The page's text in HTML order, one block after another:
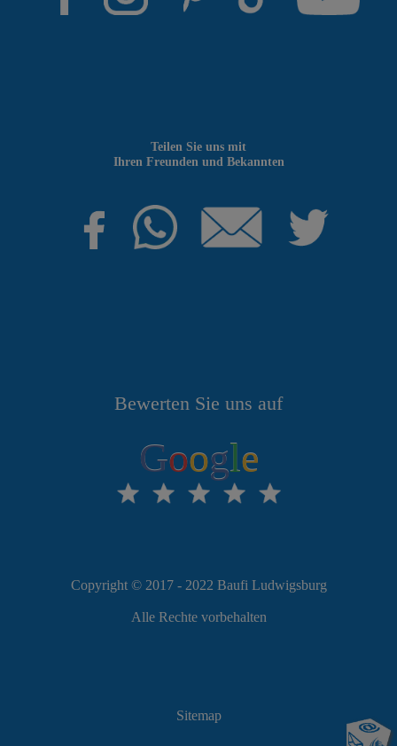
Bewerten Sie uns auf
Google
Teilen Sie uns mit
Ihren Freunden und Bekannten
Copyright © 2017 - 2022 Baufi Ludwigsburg
Alle Rechte vorbehalten
Sitemap